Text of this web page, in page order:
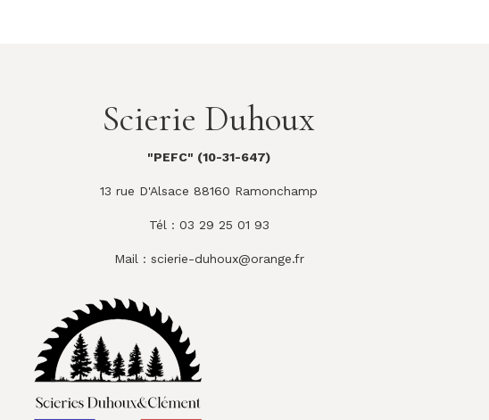
Scierie Duhoux
"PEFC" (10-31-647)
13 rue D'Alsace 88160 Ramonchamp
Tél : 03 29 25 01 93
Mail : scierie-duhoux@orange.fr